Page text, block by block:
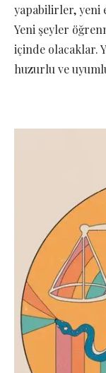
yapabilirler, yeni
Yeni şeyler
içinde olacaklar.
huzurlu ve